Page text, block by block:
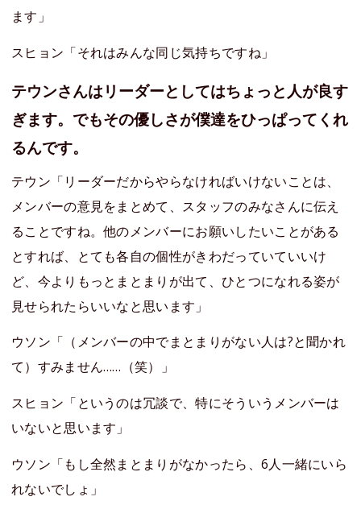
ます」
スヒョン「それはみんな同じ気持ちですね」
テウンさんはリーダーとしてはちょっと人が良す
ぎます。でもその優しさが僕達をひっぱってくれ
るんです。
テウン「リーダーだからやらなければいけないことは、
メンバーの意見をまとめて、スタッフのみなさんに伝え
ることですね。他のメンバーにお願いしたいことがある
とすれば、とても各自の個性がきわだっていていいけ
ど、今よりもっとまとまりが出て、ひとつになれる姿が
見せられたらいいなと思います」
ウソン「（メンバーの中でまとまりがない人は?と聞かれ
て）すみません……（笑）」
スヒョン「というのは冗談で、特にそういうメンバーは
いないと思います」
ウソン「もし全然まとまりがなかったら、6人一緒にいら
れないでしょ」